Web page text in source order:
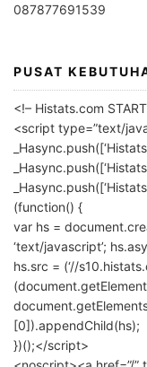
087877691539
PUSAT
<!– Histats.com
<script type=”text/
(function() {
var hs =
‘text/javascript’;
hs.src = (‘//
[0]).appendChild(hs);
})();</script>